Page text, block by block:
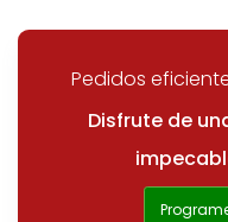
Pedidos
Disfrute de